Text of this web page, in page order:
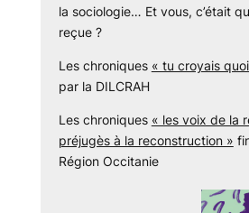
la sociologie… Et vous, c’était
reçue ?
Les chroniques « tu croyais
par la DILCRAH
Les chroniques « les voix de la
préjugès à la reconstruction »
Région Occitanie